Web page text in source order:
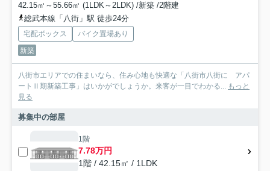
42.15㎡～55.66㎡ (1LDK～2LDK) /新築 /2階建
総武本線「八街」駅 徒歩24分
宅配ボックス
バイク置場あり
新築
八街市エリアでの住まいなら、住み心地も快適な「八街市八街に アパ
ートⅡ期新築工事」はいかがでしょうか。来客が一目でわかる... もっと
見る
募集中の部屋
1階
7.78万円
1階 / 42.15㎡ / 1LDK